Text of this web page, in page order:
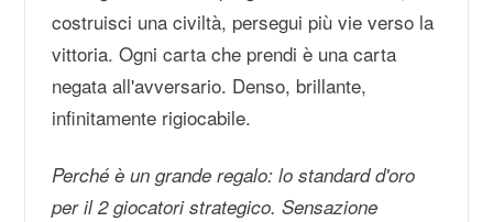
costruisci una civiltà, persegui più vie verso la
vittoria. Ogni carta che prendi è una carta
negata all'avversario. Denso, brillante,
infinitamente rigiocabile.
Perché è un grande regalo: lo standard d'oro
per il 2 giocatori strategico. Sensazione